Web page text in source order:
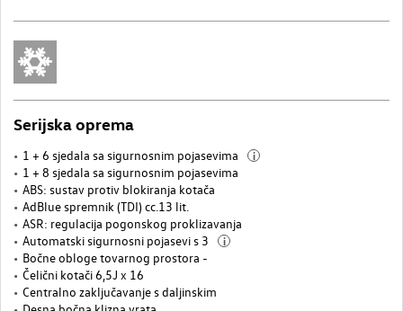
Serijska oprema
1 + 6 sjedala sa sigurnosnim pojasevima i
1 + 8 sjedala sa sigurnosnim pojasevima
ABS: sustav protiv blokiranja kotača
AdBlue spremnik (TDI) cc.13 lit.
ASR: regulacija pogonskog proklizavanja
Automatski sigurnosni pojasevi s 3
i
Bočne obloge tovarnog prostora -
Čelični kotači 6,5J x 16
Centralno zaključavanje s daljinskim